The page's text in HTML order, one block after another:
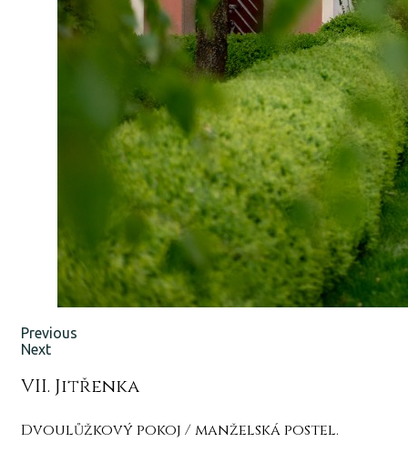
Previous
Next
VII. Jitřenka
Dvoulůžkový pokoj / manželská postel.